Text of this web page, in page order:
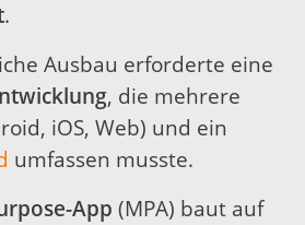
.
Ausbau erforderte eine
, die mehrere
iOS, Web) und ein
umfassen musste.
App (MPA) baut auf